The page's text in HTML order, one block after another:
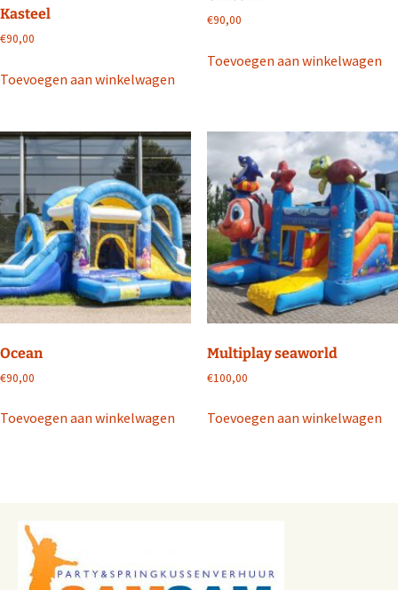
Kasteel
€90,00
Toevoegen aan winkelwagen
€90,00
Toevoegen aan winkelwagen
Ocean
€90,00
Toevoegen aan winkelwagen
Multiplay seaworld
€100,00
Toevoegen aan winkelwagen